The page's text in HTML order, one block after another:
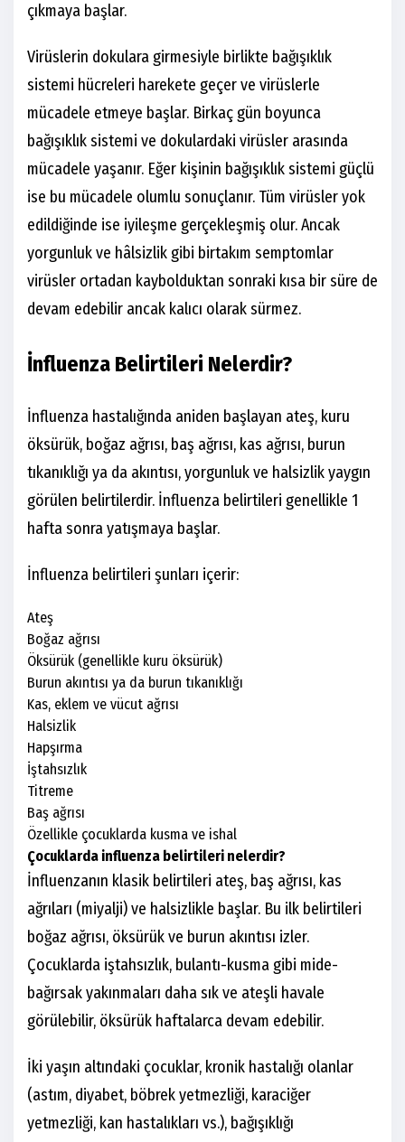
çıkmaya başlar.
Virüslerin dokulara girmesiyle birlikte bağışıklık
sistemi hücreleri harekete geçer ve virüslerle
mücadele etmeye başlar. Birkaç gün boyunca
bağışıklık sistemi ve dokulardaki virüsler arasında
mücadele yaşanır. Eğer kişinin bağışıklık sistemi güçlü
ise bu mücadele olumlu sonuçlanır. Tüm virüsler yok
edildiğinde ise iyileşme gerçekleşmiş olur. Ancak
yorgunluk ve hâlsizlik gibi birtakım semptomlar
virüsler ortadan kaybolduktan sonraki kısa bir süre de
devam edebilir ancak kalıcı olarak sürmez.
İnfluenza Belirtileri Nelerdir?
İnfluenza hastalığında aniden başlayan ateş, kuru
öksürük, boğaz ağrısı, baş ağrısı, kas ağrısı, burun
tıkanıklığı ya da akıntısı, yorgunluk ve halsizlik yaygın
görülen belirtilerdir. İnfluenza belirtileri genellikle 1
hafta sonra yatışmaya başlar.
İnfluenza belirtileri şunları içerir:
Ateş
Boğaz ağrısı
Öksürük (genellikle kuru öksürük)
Burun akıntısı ya da burun tıkanıklığı
Kas, eklem ve vücut ağrısı
Halsizlik
Hapşırma
İştahsızlık
Titreme
Baş ağrısı
Özellikle çocuklarda kusma ve ishal
Çocuklarda influenza belirtileri nelerdir?
İnfluenzanın klasik belirtileri ateş, baş ağrısı, kas
ağrıları (miyalji) ve halsizlikle başlar. Bu ilk belirtileri
boğaz ağrısı, öksürük ve burun akıntısı izler.
Çocuklarda iştahsızlık, bulantı-kusma gibi mide-
bağırsak yakınmaları daha sık ve ateşli havale
görülebilir, öksürük haftalarca devam edebilir.
İki yaşın altındaki çocuklar, kronik hastalığı olanlar
(astım, diyabet, böbrek yetmezliği, karaciğer
yetmezliği, kan hastalıkları vs.), bağışıklığı